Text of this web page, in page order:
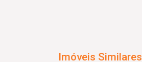
Imóveis Similares